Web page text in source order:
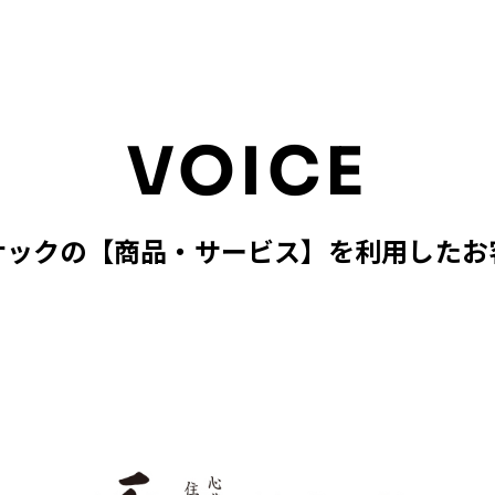
VOICE
クの【商品・サービス】を利用した